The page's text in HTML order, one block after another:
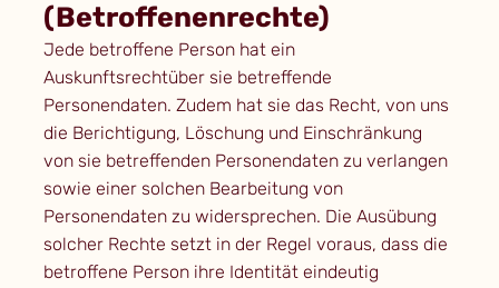
(Betroffenenrechte)
Jede betroffene Person hat ein
Auskunftsrechtüber sie betreffende
Personendaten. Zudem hat sie das Recht, von uns
die Berichtigung, Löschung und Einschränkung
von sie betreffenden Personendaten zu verlangen
sowie einer solchen Bearbeitung von
Personendaten zu widersprechen. Die Ausübung
solcher Rechte setzt in der Regel voraus, dass die
betroffene Person ihre Identität eindeutig